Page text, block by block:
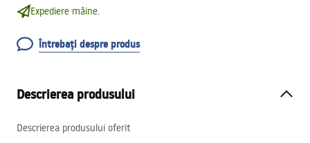
Expediere mâine.
Întrebați despre produs
Descrierea produsului
Descrierea produsului oferit